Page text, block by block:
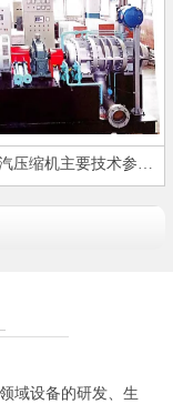
双螺杆蒸汽压缩机主要技术参数及…
设备的研发、生